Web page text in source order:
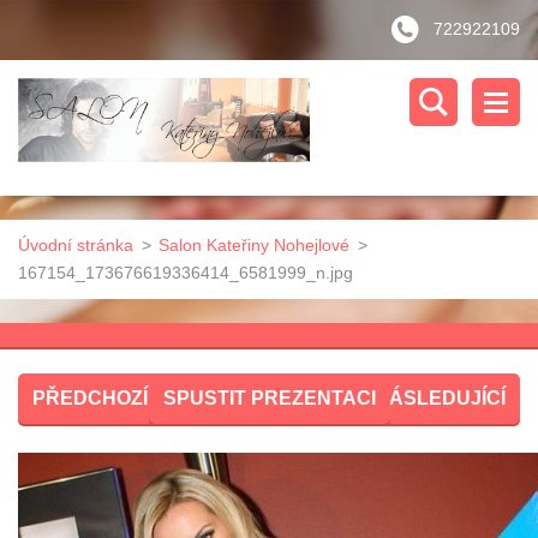
722922109
Úvodní stránka > Salon Kateřiny Nohejlové >
167154_173676619336414_6581999_n.jpg
PŘEDCHOZÍ SPUSTIT PREZENTACI NÁSLEDUJÍCÍ